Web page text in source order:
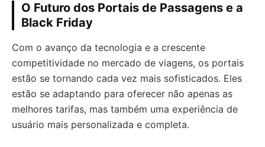
O Futuro dos Portais de Passagens e a
Black Friday
Com o avanço da tecnologia e a crescente
competitividade no mercado de viagens, os portais
estão se tornando cada vez mais sofisticados. Eles
estão se adaptando para oferecer não apenas as
melhores tarifas, mas também uma experiência de
usuário mais personalizada e completa.